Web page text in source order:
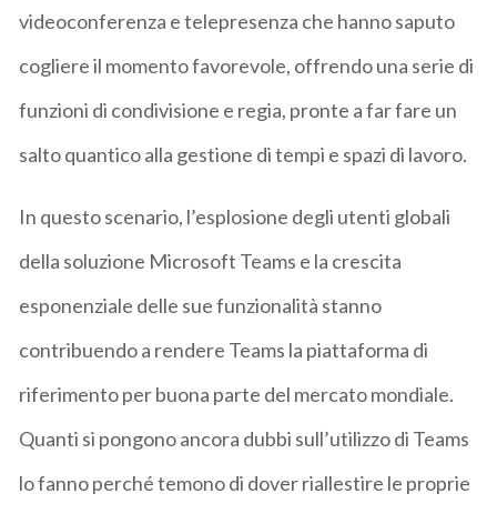
videoconferenza e telepresenza che hanno saputo
cogliere il momento favorevole, offrendo una serie di
funzioni di condivisione e regia, pronte a far fare un
salto quantico alla gestione di tempi e spazi di lavoro.
In questo scenario, l’esplosione degli utenti globali
della soluzione Microsoft Teams e la crescita
esponenziale delle sue funzionalità stanno
contribuendo a rendere Teams la piattaforma di
riferimento per buona parte del mercato mondiale.
Quanti si pongono ancora dubbi sull’utilizzo di Teams
lo fanno perché temono di dover riallestire le proprie